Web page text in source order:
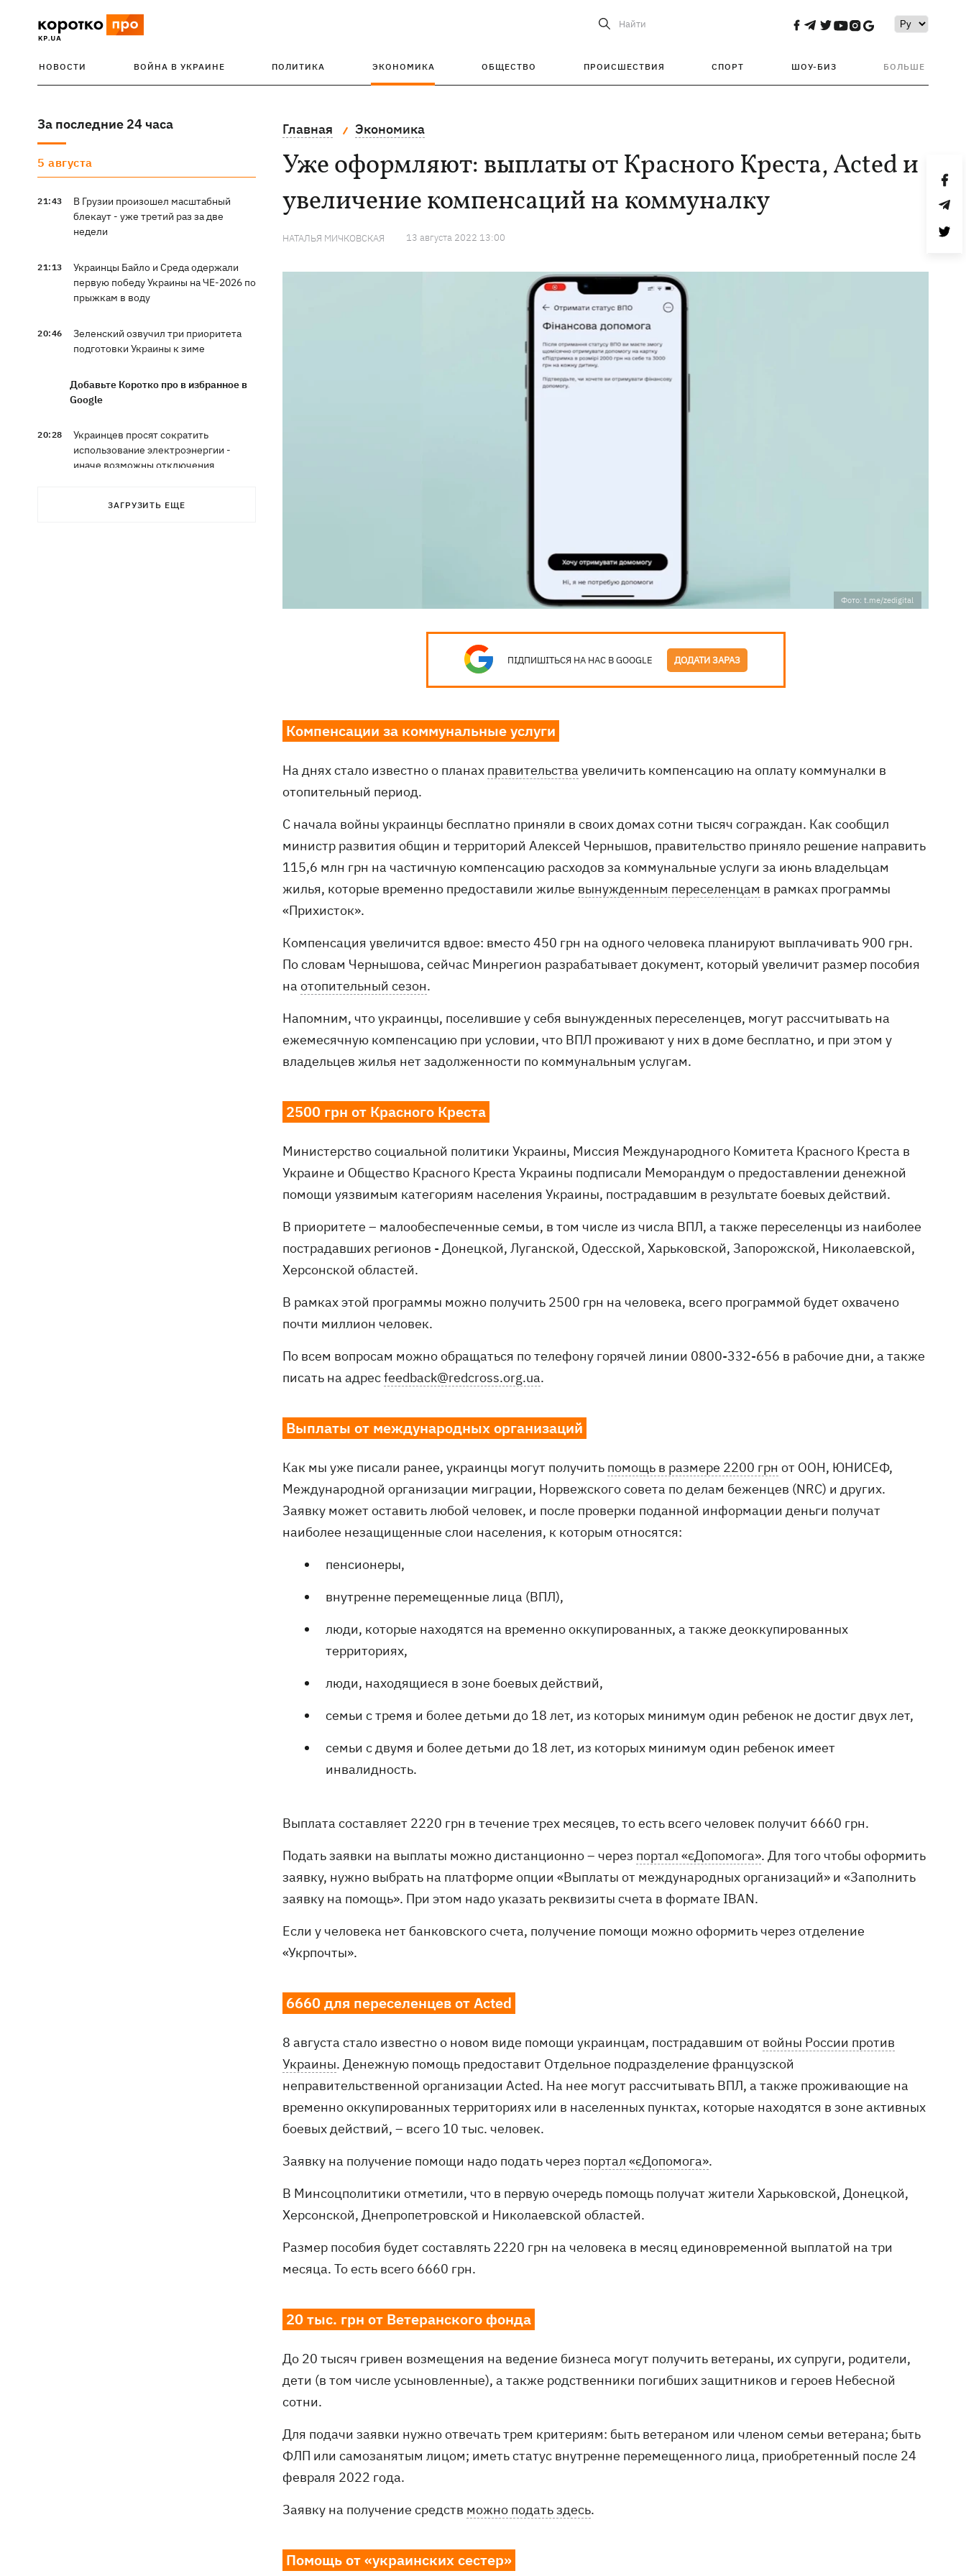
Найти
НОВОСТИ ВОЙНА В УКРАИНЕ ПОЛИТИКА ЭКОНОМИКА ОБЩЕСТВО ПРОИСШЕСТВИЯ СПОРТ ШОУ-БИЗ БОЛЬШЕ
За последние 24 часа
5 августа
21:43
В Грузии произошел масштабный
блекаут - уже третий раз за две
недели
21:13
Украинцы Байло и Среда одержали
первую победу Украины на ЧЕ-2026 по
прыжкам в воду
20:46
Зеленский озвучил три приоритета
подготовки Украины к зиме
Добавьте Коротко про в избранное в
Google
20:28
Украинцев просят сократить
использование электроэнергии -
иначе возможны отключения
Тайский футболист погиб от удара
ЗАГРУЗИТЬ ЕЩЕ
Главная Экономика
Уже оформляют: выплаты от Красного Креста, Acted и
увеличение компенсаций на коммуналку
НАТАЛЬЯ МИЧКОВСКАЯ 13 августа 2022 13:00
Фото: t.me/zedigital
ПІДПИШІТЬСЯ НА НАС В GOOGLE ДОДАТИ ЗАРАЗ
Компенсации за коммунальные услуги
На днях стало известно о планах правительства увеличить компенсацию на оплату коммуналки в
отопительный период.
С начала войны украинцы бесплатно приняли в своих домах сотни тысяч сограждан. Как сообщил
министр развития общин и территорий Алексей Чернышов, правительство приняло решение направить
115,6 млн грн на частичную компенсацию расходов за коммунальные услуги за июнь владельцам
жилья, которые временно предоставили жилье вынужденным переселенцам в рамках программы
«Прихисток».
Компенсация увеличится вдвое: вместо 450 грн на одного человека планируют выплачивать 900 грн.
По словам Чернышова, сейчас Минрегион разрабатывает документ, который увеличит размер пособия
на отопительный сезон.
Напомним, что украинцы, поселившие у себя вынужденных переселенцев, могут рассчитывать на
ежемесячную компенсацию при условии, что ВПЛ проживают у них в доме бесплатно, и при этом у
владельцев жилья нет задолженности по коммунальным услугам.
2500 грн от Красного Креста
Министерство социальной политики Украины, Миссия Международного Комитета Красного Креста в
Украине и Общество Красного Креста Украины подписали Меморандум о предоставлении денежной
помощи уязвимым категориям населения Украины, пострадавшим в результате боевых действий.
В приоритете – малообеспеченные семьи, в том числе из числа ВПЛ, а также переселенцы из наиболее
пострадавших регионов - Донецкой, Луганской, Одесской, Харьковской, Запорожской, Николаевской,
Херсонской областей.
В рамках этой программы можно получить 2500 грн на человека, всего программой будет охвачено
почти миллион человек.
По всем вопросам можно обращаться по телефону горячей линии 0800-332-656 в рабочие дни, а также
писать на адресfeedback@redcross.org.ua.
Выплаты от международных организаций
Как мы уже писали ранее, украинцы могут получить помощь в размере 2200 грн от ООН, ЮНИСЕФ,
Международной организации миграции, Норвежского совета по делам беженцев (NRC) и других.
Заявку может оставить любой человек, и после проверки поданной информации деньги получат
наиболее незащищенные слои населения, к которым относятся:
пенсионеры,
внутренне перемещенные лица (ВПЛ),
люди, которые находятся на временно оккупированных, а также деоккупированных
территориях,
люди, находящиеся в зоне боевых действий,
семьи с тремя и более детьми до 18 лет, из которых минимум один ребенок не достиг двух лет,
семьи с двумя и более детьми до 18 лет, из которых минимум один ребенок имеет
инвалидность.
Выплата составляет 2220 грн в течение трех месяцев, то есть всего человек получит 6660 грн.
Подать заявки на выплаты можно дистанционно – через портал «єДопомога». Для того чтобы оформить
заявку, нужно выбрать на платформе опции «Выплаты от международных организаций» и «Заполнить
заявку на помощь». При этом надо указать реквизиты счета в формате IBAN.
Если у человека нет банковского счета, получение помощи можно оформить через отделение
«Укрпочты».
6660 для переселенцев от Acted
8 августа стало известно о новом виде помощи украинцам, пострадавшим от войны России против
Украины. Денежную помощь предоставит Отдельное подразделение французской
неправительственной организации Acted. На нее могут рассчитывать ВПЛ, а также проживающие на
временно оккупированных территориях или в населенных пунктах, которые находятся в зоне активных
боевых действий, – всего 10 тыс. человек.
Заявку на получение помощи надо подать через портал «єДопомога».
В Минсоцполитики отметили, что в первую очередь помощь получат жители Харьковской, Донецкой,
Херсонской, Днепропетровской и Николаевской областей.
Размер пособия будет составлять 2220 грн на человека в месяц единовременной выплатой на три
месяца. То есть всего 6660 грн.
20 тыс. грн от Ветеранского фонда
До 20 тысяч гривен возмещения на ведение бизнеса могут получить ветераны, их супруги, родители,
дети (в том числе усыновленные), а также родственники погибших защитников и героев Небесной
сотни.
Для подачи заявки нужно отвечать трем критериям: быть ветераном или членом семьи ветерана; быть
ФЛП или самозанятым лицом; иметь статус внутренне перемещенного лица, приобретенный после 24
февраля 2022 года.
Заявку на получение средств можно подать здесь.
Помощь от «украинских сестер»